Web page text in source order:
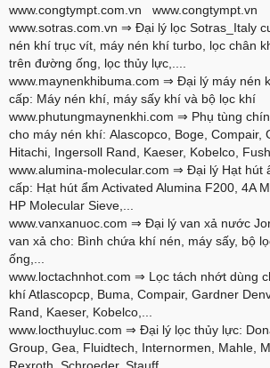
www.congtympt.com.vn
www.congtympt.vn
www.sotras.com.vn ⇒ Đại lý lọc Sotras_Italy
nén khí trục vít, máy nén khí turbo, lọc chân
trên đường ống, lọc thủy lực,....
www.maynenkhibuma.com ⇒ Đại lý máy nén
cấp: Máy nén khí, máy sấy khí và bộ lọc khí
www.phutungmaynenkhi.com ⇒ Phụ tùng
cho máy nén khí: Alascopco, Boge, Compair,
Hitachi, Ingersoll Rand, Kaeser, Kobelco,
www.alumina-molecular.com ⇒ Đại lý Hạt hút
cấp: Hạt hút ẩm Activated Alumina F200, 4A
HP Molecular Sieve,...
www.vanxanuoc.com ⇒ Đại lý van xả nước
van xả cho: Bình chứa khí nén, máy sấy, bộ
ống,...
www.loctachnhot.com ⇒ Lọc tách nhớt dùng
khí Atlascopcp, Buma, Compair, Gardner
Rand, Kaeser, Kobelco,...
www.locthuyluc.com ⇒ Đại lý lọc thủy lực:
Group, Gea, Fluidtech, Internormen, Mahle,